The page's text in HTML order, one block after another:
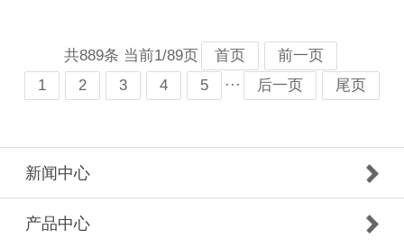
共889条 当前1/89页 首页
前一页
1
2 3 4 5 ··· 后一页 尾页
新闻中心
产品中心